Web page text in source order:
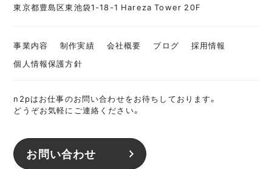
東京都豊島区東池袋1-18-1 Hareza Tower 20F
事業内容 制作実績 会社概要 ブログ
採用情報
個人情報保護方針
n2pはお仕事のお問い合わせをお待ちしております。
どうぞお気軽にご連絡ください。
お問い合わせ